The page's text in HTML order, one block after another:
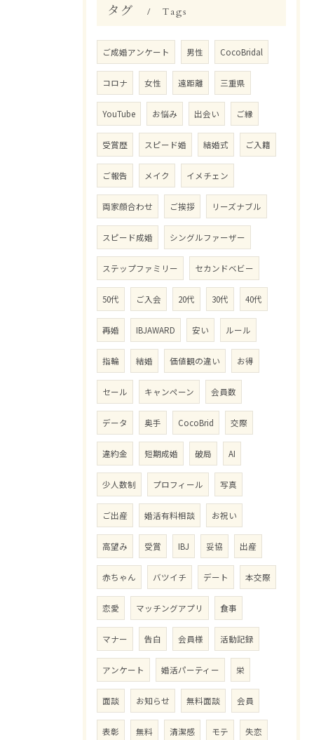
タグ Tags
ご成婚アンケート 男性 CocoBridal
コロナ 女性 遠距離 三重県
YouTube お悩み 出会い ご縁
受賞歴 スピード婚 結婚式 ご入籍
ご報告 メイク イメチェン
両家顔合わせ ご挨拶 リーズナブル
スピード成婚 シングルファーザー
ステップファミリー セカンドベビー
50代 ご入会 20代 30代 40代
再婚 IBJAWARD 安い ルール
指輪 結婚 価値観の違い お得
セール キャンペーン 会員数
データ 奥手 CocoBrid 交際
違約金 短期成婚 破局 AI
少人数制 プロフィール 写真
ご出産 婚活有料相談 お祝い
高望み 受賞 IBJ 妥協 出産
赤ちゃん バツイチ デート 本交際
恋愛 マッチングアプリ 食事
マナー 告白 会員様 活動記録
アンケート 婚活パーティー 栄
面談 お知らせ 無料面談 会員
表彰 無料 清潔感 モテ 失恋